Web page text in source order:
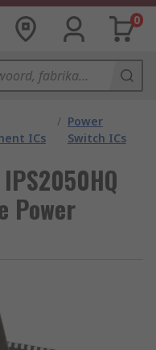
0
ICs
/ Power
Switch ICs
Power